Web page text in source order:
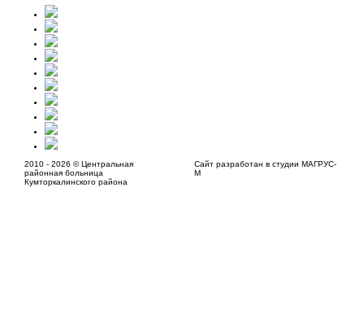
2010 - 2026 © Центральная
районная больница
Кумторкалинского района
Сайт разработан в студии МАГРУС-
М